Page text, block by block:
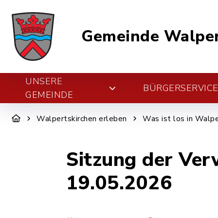
Gemeinde
UNSERE
GEMEINDE
BÜRGERSERVICE
Walpertskirchen erleben Was ist los in
Sitzung der
19.05.2026